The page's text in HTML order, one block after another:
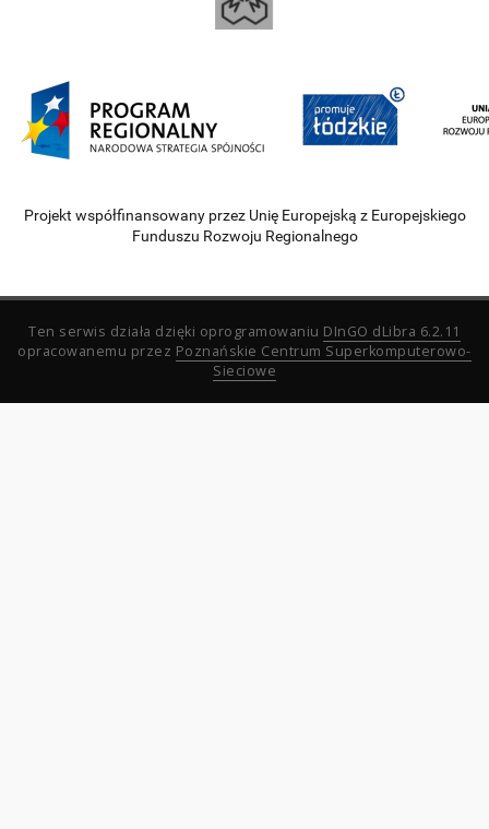
Projekt współfinansowany przez Unię Europejską z Europejskiego
Funduszu Rozwoju Regionalnego
Ten serwis działa dzięki oprogramowaniu DInGO dLibra 6.2.11
opracowanemu przez Poznańskie Centrum Superkomputerowo-
Sieciowe